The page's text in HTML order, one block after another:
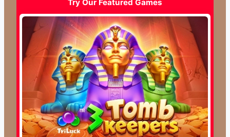
Try Our Featured Games